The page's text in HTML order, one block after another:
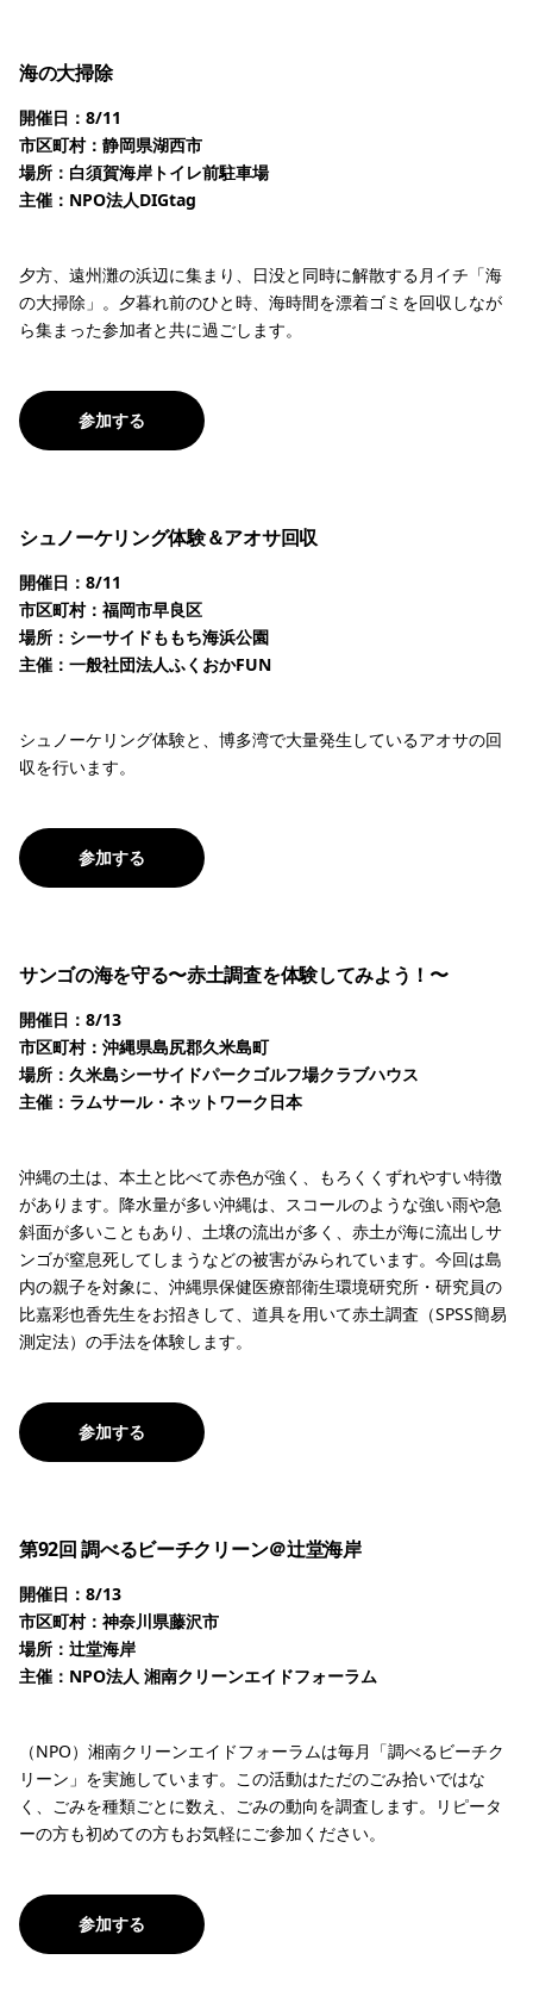
海の大掃除
開催日：8/11
市区町村：静岡県湖西市
場所：白須賀海岸トイレ前駐車場
主催：NPO法人DIGtag
夕方、遠州灘の浜辺に集まり、日没と同時に解散する月イチ「海
の大掃除」。夕暮れ前のひと時、海時間を漂着ゴミを回収しなが
ら集まった参加者と共に過ごします。
参加する
シュノーケリング体験＆アオサ回収
開催日：8/11
市区町村：福岡市早良区
場所：シーサイドももち海浜公園
主催：一般社団法人ふくおかFUN
シュノーケリング体験と、博多湾で大量発生しているアオサの回
収を行います。
参加する
サンゴの海を守る〜赤土調査を体験してみよう！〜
開催日：8/13
市区町村：沖縄県島尻郡久⽶島町
場所：久米島シーサイドパークゴルフ場クラブハウス
主催：ラムサール・ネットワーク日本
沖縄の⼟は、本⼟と⽐べて⾚⾊が強く、もろくくずれやすい特徴
があります。降⽔量が多い沖縄は、スコールのような強い⾬や急
斜⾯が多いこともあり、⼟壌の流出が多く、⾚⼟が海に流出しサ
ンゴが窒息死してしまうなどの被害がみられています。今回は島
内の親⼦を対象に、沖縄県保健医療部衛⽣環境研究所・研究員の
比嘉彩也香先⽣をお招きして、道具を用いて⾚⼟調査（SPSS簡易
測定法）の手法を体験します。
参加する
第92回 調べるビーチクリーン＠辻堂海岸
開催日：8/13
市区町村：神奈川県藤沢市
場所：辻堂海岸
主催：NPO法人 湘南クリーンエイドフォーラム
（NPO）湘南クリーンエイドフォーラムは毎月「調べるビーチク
リーン」を実施しています。この活動はただのごみ拾いではな
く、ごみを種類ごとに数え、ごみの動向を調査します。リピータ
ーの方も初めての方もお気軽にご参加ください。
参加する